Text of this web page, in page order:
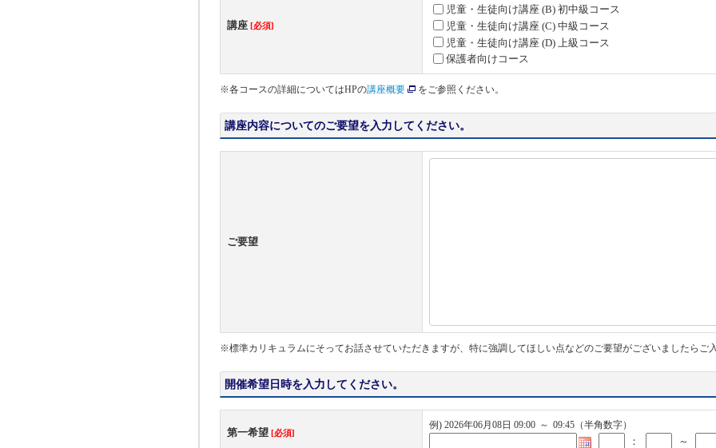
講座 [必須]
児童・生徒向け講座 (B) 初中級コース
児童・生徒向け講座 (C) 中級コース
児童・生徒向け講座 (D) 上級コース
保護者向けコース
※各コースの詳細についてはHPの講座概要 をご参照ください。
講座内容についてのご要望を入力してください。
ご要望
※標準カリキュラムにそってお話させていただきますが、特に強調してほしい点などのご要望がございましたらご入
開催希望日時を入力してください。
第一希望 [必須]
例) 2026年06月08日 09:00 ～ 09:45（半角数字）
： ～